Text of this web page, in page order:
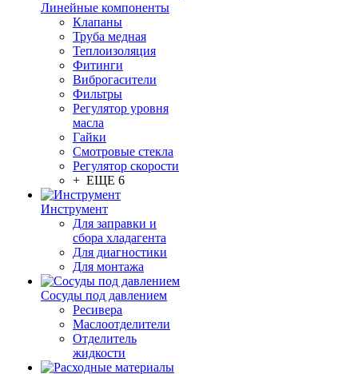
Линейные компоненты
Клапаны
Труба медная
Теплоизоляция
Фитинги
Виброгасители
Фильтры
Регулятор уровня
масла
Гайки
Смотровые стекла
Регулятор скорости
+ ЕЩЕ 6
Инструмент
Для заправки и
сбора хладагента
Для диагностики
Для монтажа
Сосуды под давлением
Ресивера
Маслоотделители
Отделитель
жидкости